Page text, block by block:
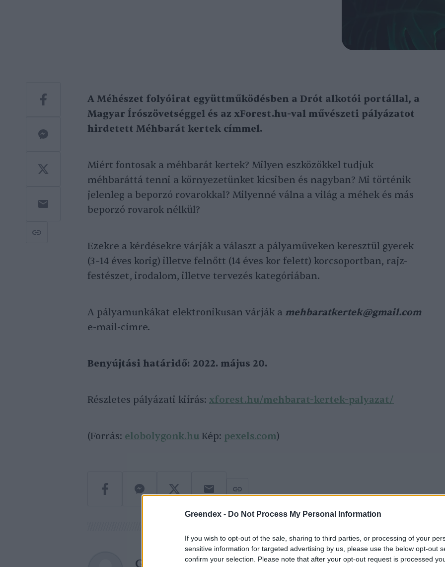
Greendex - Do Not Process My Personal Information
If you wish to opt-out of the sale, sharing to third parties, or processing of your
sensitive information for targeted advertising by us, please use the below opt-out
confirm your selection. Please note that after your opt-out request is processed
A Méhészet folyóirat együttműködésben a Drót alkotói portállal, a
Magyar Írószövetséggel és az xForest.hu-val művészeti pályázatot
hirdetett Méhbarát kertek címmel.
Miért fontosak a méhbarát kertek? Milyen eszközökkel tudjuk
méhbaráttá tenni a környezetünket kicsiben és nagyban? Mi történik
jelenleg a beporzó rovarokkal? Milyenné válna a világ a méhek és más
beporzó rovarok nélkül?
Ezekre a kérdésekre várják a választ a pályaműveken keresztül gyerek
(3–14 éves korig) illetve felnőtt (14 éves kor felett) korcsoportban, rajz-
festészet, irodalom, illetve tervezés kategóriában.
A pályamunkákat elektronikusan várják a mehbaratkertek@gmail.com
e-mail-címre.
Benyújtási határidő: 2022. május 20.
Részletes pályázati kiírás: xforest.hu/mehbarat-kertek-palyazat/
(Forrás: elobolygonk.hu Kép: pexels.com)
Greendex szemle